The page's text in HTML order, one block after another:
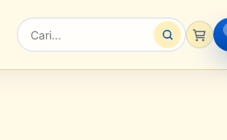
Cari